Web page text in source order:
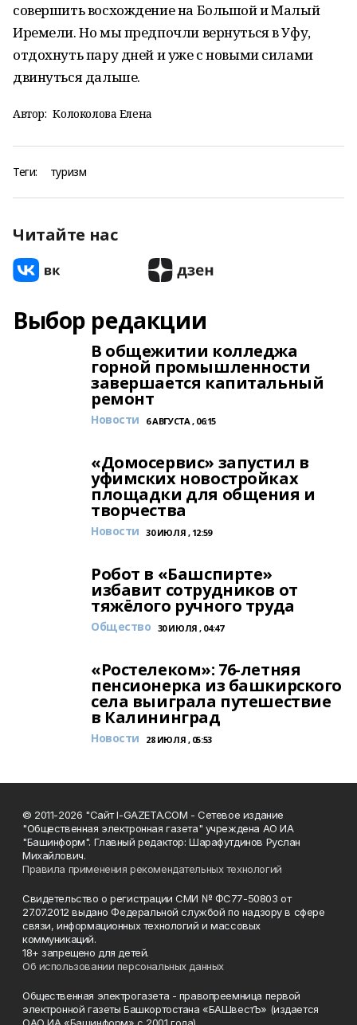
совершить восхождение на Большой и Малый
Иремели. Но мы предпочли вернуться в Уфу,
отдохнуть пару дней и уже с новыми силами
двинуться дальше.
Автор: Колоколова Елена
Теги: туризм
Читайте нас
Выбор редакции
В общежитии колледжа
горной промышленности
завершается капитальный
ремонт
Новости 6 АВГУСТА , 06:15
«Домосервис» запустил в
уфимских новостройках
площадки для общения и
творчества
Новости 30 ИЮЛЯ , 12:59
Робот в «Башспирте»
избавит сотрудников от
тяжёлого ручного труда
Общество 30 ИЮЛЯ , 04:47
«Ростелеком»: 76-летняя
пенсионерка из башкирского
села выиграла путешествие
в Калининград
Новости 28 ИЮЛЯ , 05:53
© 2011-2026 "Сайт I-GAZETA.COM - Сетевое издание
"Общественная электронная газета" учреждена АО ИА
"Башинформ". Главный редактор: Шарафутдинов Руслан
Михайлович.
Правила применения рекомендательных технологий
Свидетельство о регистрации СМИ № ФС77-50803 от
27.07.2012 выдано Федеральной службой по надзору в сфере
связи, информационных технологий и массовых
коммуникаций.
18+ запрещено для детей.
Об использовании персональных данных
Общественная электрогазета - правопреемница первой
электронной газеты Башкортостана «БАШвестЪ» (издается